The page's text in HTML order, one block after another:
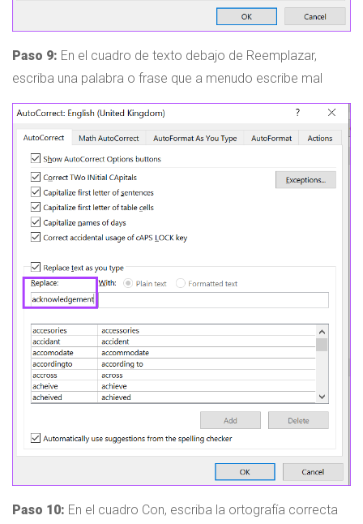
Paso 9: En el cuadro de texto debajo de Reemplazar,
escriba una palabra o frase que a menudo escribe mal
Paso 10: En el cuadro Con, escriba la ortografía correcta